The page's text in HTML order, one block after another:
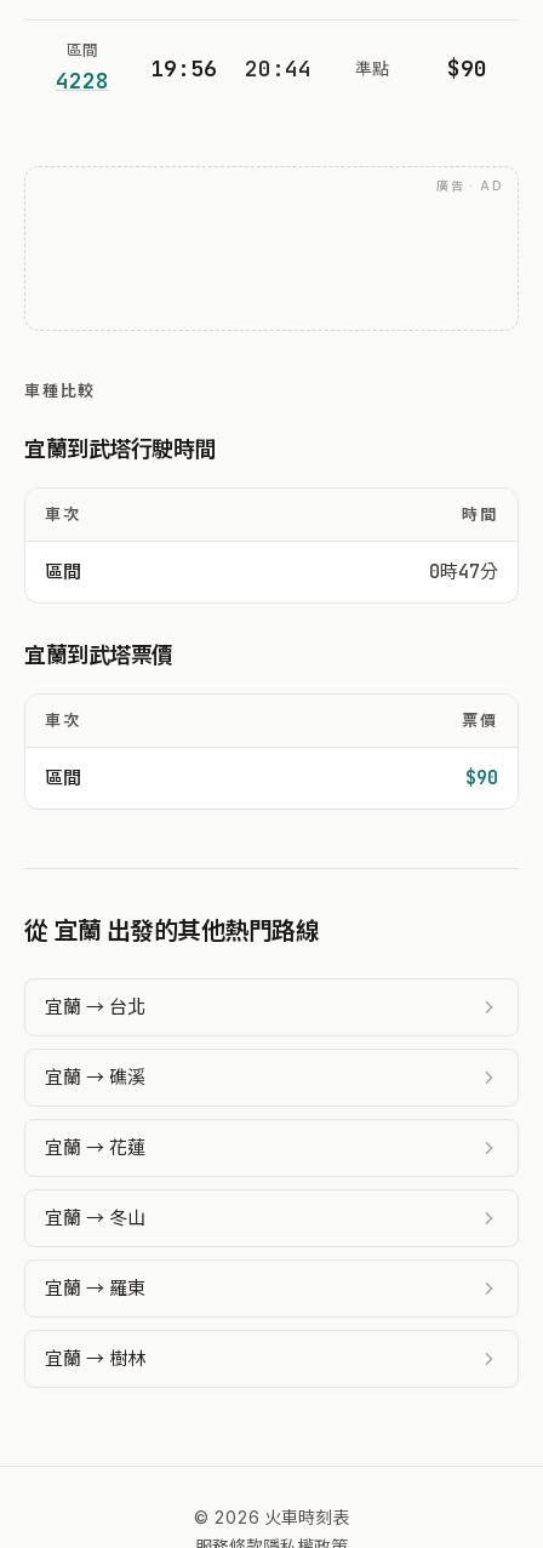
區間
4228 19:56 20:44 準點 $90
廣告 · AD
車種比較
宜蘭到武塔行駛時間
車次 時間
區間 0時47分
宜蘭到武塔票價
車次 票價
區間 $90
從 宜蘭 出發的其他熱門路線
宜蘭 → 台北
宜蘭 → 礁溪
宜蘭 → 花蓮
宜蘭 → 冬山
宜蘭 → 羅東
宜蘭 → 樹林
© 2026 火車時刻表